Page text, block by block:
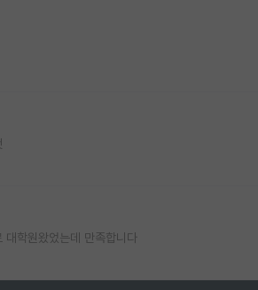
학원왔었는데 만족합니다